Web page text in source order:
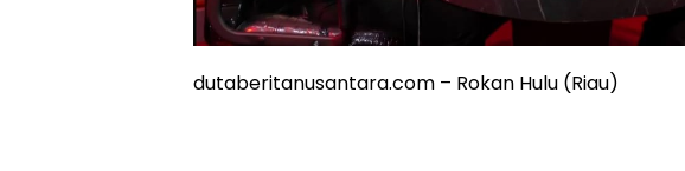
dutaberitanusantara.com – Rokan Hulu (Riau)